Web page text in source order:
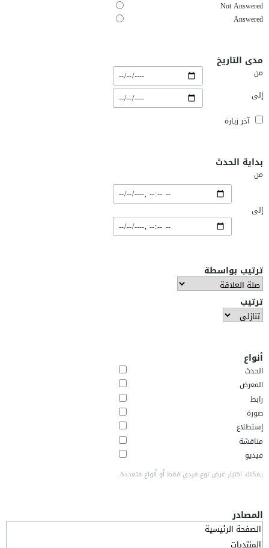
Not Answered
Answered
مدى التاريخ
من
إلى
آخر زيارة
بداية الحدث
من
إلى
ترتيب بواسطة
ترتيب
أنواع
الحدث
المعرض
رابط
صورة
إستطلاع
مناقشة
فيديو
يمكنك اختيار عرض نوع فردي فقط أو أنواع متعددة.
المصادر